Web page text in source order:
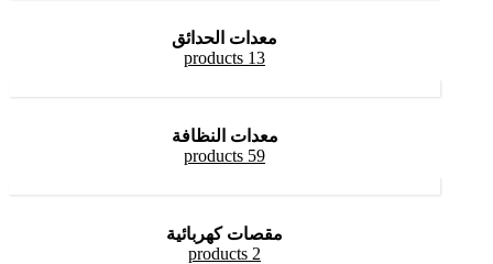
معدات الحدائق
13 products
معدات النظافة
59 products
مقصات كهربائية
2 products